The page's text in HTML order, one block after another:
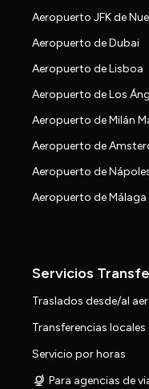
Aeropuerto JFK de
Aeropuerto de Dubai
Aeropuerto de Lisboa
Aeropuerto de Los
Aeropuerto de Milán
Aeropuerto de
Aeropuerto de
Aeropuerto de Málaga
Servicios
Traslados desde/al
Transferencias locales
Servicio por horas
Para agencias de